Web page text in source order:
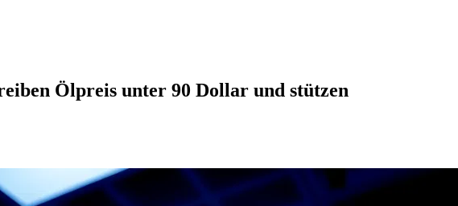
Ölpreis unter 90 Dollar und stützen